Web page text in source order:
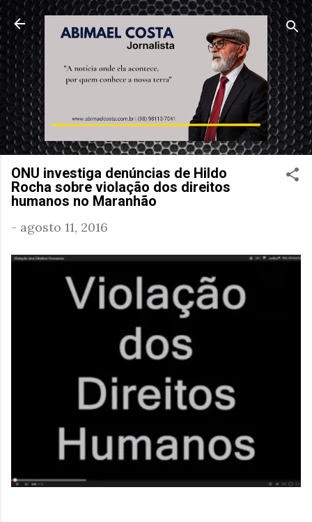
Pular para o conteúdo principal
ONU investiga denúncias de Hildo
Rocha sobre violação dos direitos
humanos no Maranhão
- agosto 11, 2016